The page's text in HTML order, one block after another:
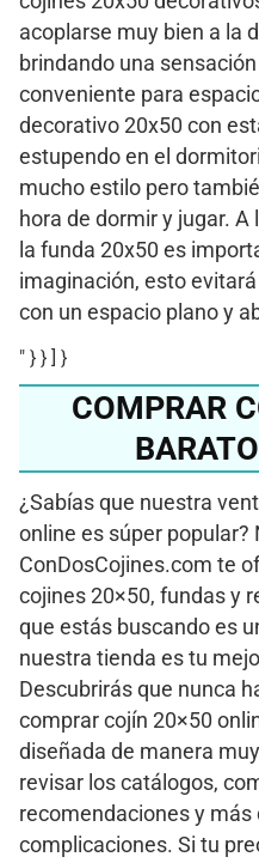
acoplarse muy bien a la
brindando una
conveniente para
decorativo 20x50 con
estupendo en el
mucho estilo pero
hora de dormir y jugar.
la funda 20x50 es
imaginación, esto
con un espacio plano y
" } } ] }
COMPRAR
¿Sabías que nuestra
online es súper popular?
ConDosCojines.com te
cojines 20×50, fundas y
que estás buscando es
nuestra tienda es tu
Descubrirás que nunca
comprar cojín 20×50
diseñada de manera
revisar los catálogos,
recomendaciones y
complicaciones. Si tu